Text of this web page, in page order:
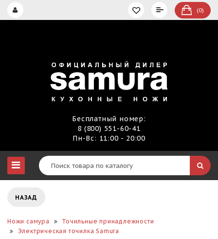
(0)
Бесплатный номер:
8 (800) 551-60-41
Пн-Вс: 11:00 - 20:00
НАЗАД
Ножи самура
Точильные принадлежности
Электрическая точилка Samura